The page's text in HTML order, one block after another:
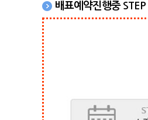
배표예약진행중